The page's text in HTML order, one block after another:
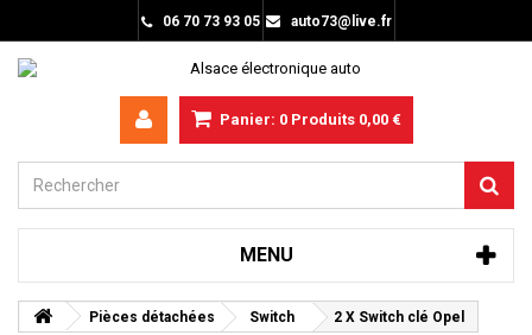
06 70 73 93 05 auto73@live.fr
Panier: 0 Produits 0,00 €
MENU
Pièces détachées Switch 2 X Switch clé Opel